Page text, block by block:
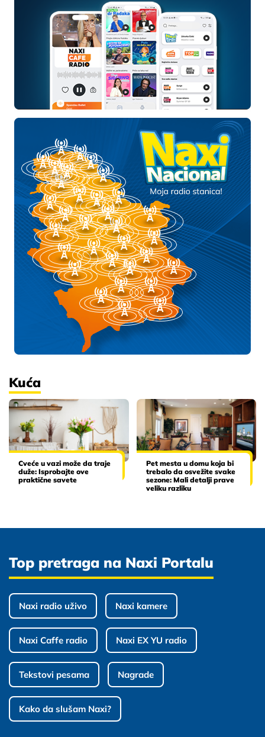
Kuća
Cveće u vazi može da traje
duže: Isprobajte ove
praktične savete
Pet mesta u domu koja bi
trebalo da osvežite svake
sezone: Mali detalji prave
veliku razliku
Top pretraga na Naxi Portalu
Naxi radio uživo Naxi kamere
Naxi Caffe radio Naxi EX YU radio
Tekstovi pesama Nagrade
Kako da slušam Naxi?